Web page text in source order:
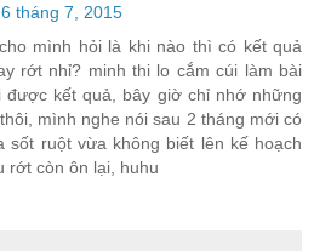
tháng 7, 2015
mình hỏi là khi nào thì có kết quả
rớt nhỉ? minh thi lo cắm cúi làm bài
được kết quả, bây giờ chỉ nhớ những
mình nghe nói sau 2 tháng mới có
sốt ruột vừa không biết lên kế hoạch
rớt còn ôn lại, huhu